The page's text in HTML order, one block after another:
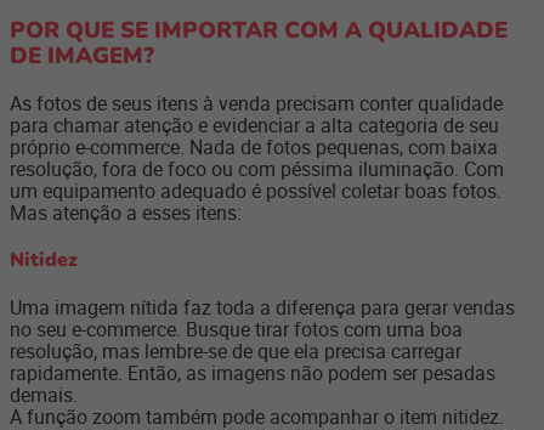
POR QUE SE IMPORTAR COM A QUALIDADE
DE IMAGEM?
As fotos de seus itens à venda precisam conter qualidade
para chamar atenção e evidenciar a alta categoria de seu
próprio e-commerce. Nada de fotos pequenas, com baixa
resolução, fora de foco ou com péssima iluminação. Com
um equipamento adequado é possível coletar boas fotos.
Mas atenção a esses itens:
Nitidez
Uma imagem nítida faz toda a diferença para gerar vendas
no seu e-commerce. Busque tirar fotos com uma boa
resolução, mas lembre-se de que ela precisa carregar
rapidamente. Então, as imagens não podem ser pesadas
demais.
A função zoom também pode acompanhar o item nitidez.